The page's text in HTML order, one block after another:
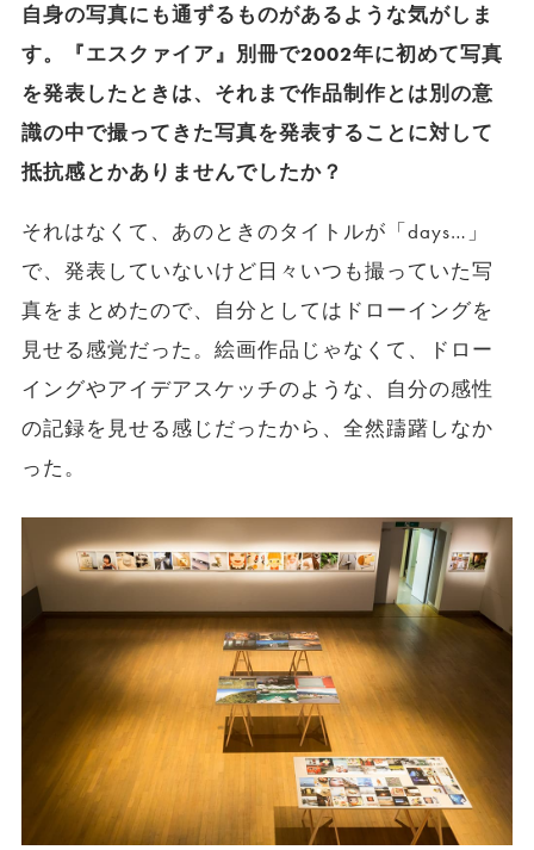
自身の写真にも通ずるものがあるような気がしま
す。『エスクァイア』別冊で2002年に初めて写真
を発表したときは、それまで作品制作とは別の意
識の中で撮ってきた写真を発表することに対して
抵抗感とかありませんでしたか？
それはなくて、あのときのタイトルが「days…」
で、発表していないけど日々いつも撮っていた写
真をまとめたので、自分としてはドローイングを
見せる感覚だった。絵画作品じゃなくて、ドロー
イングやアイデアスケッチのような、自分の感性
の記録を見せる感じだったから、全然躊躇しなか
った。